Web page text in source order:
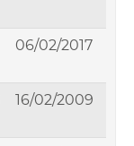
06/02/2017
16/02/2009